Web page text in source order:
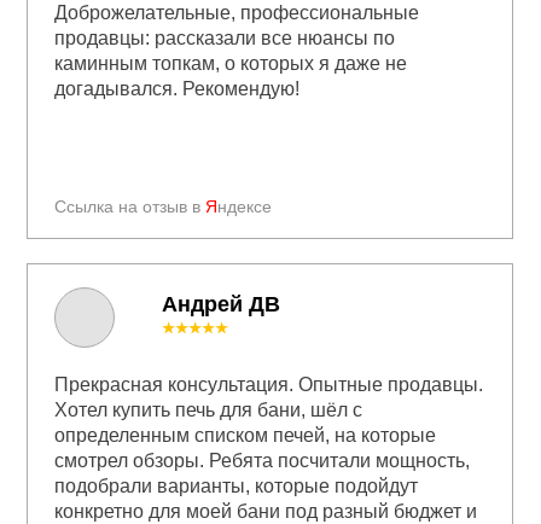
Ссылка на отзыв в Яндексе
Доброжелательные, профессиональные
продавцы: рассказали все нюансы по
каминным топкам, о которых я даже не
догадывался. Рекомендую!
Андрей ДВ
★★★★★
Прекрасная консультация. Опытные продавцы.
Хотел купить печь для бани, шёл с
определенным списком печей, на которые
смотрел обзоры. Ребята посчитали мощность,
подобрали варианты, которые подойдут
конкретно для моей бани под разный бюджет и